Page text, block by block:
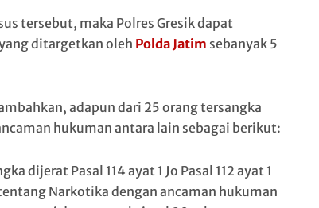
tersebut, maka Polres Gresik dapat
ditargetkan oleh Polda Jatim sebanyak 5
adapun dari 25 orang tersangka
hukuman antara lain sebagai berikut:
dijerat Pasal 114 ayat 1 Jo Pasal 112 ayat 1
Narkotika dengan ancaman hukuman